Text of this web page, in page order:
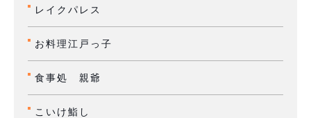
レイクパレス
お料理江戸っ子
食事処 親爺
こいけ鮨し